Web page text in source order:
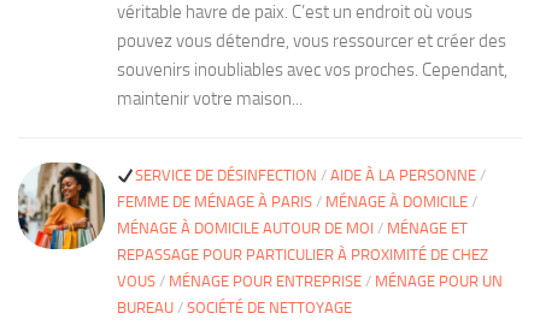
véritable havre de paix. C’est un endroit où vous
pouvez vous détendre, vous ressourcer et créer des
souvenirs inoubliables avec vos proches. Cependant,
maintenir votre maison...
SERVICE DE DÉSINFECTION / AIDE À LA PERSONNE/
FEMME DE MÉNAGE À PARIS / MÉNAGE À DOMICILE /
MÉNAGE À DOMICILE AUTOUR DE MOI / MÉNAGE ET
REPASSAGE POUR PARTICULIER À PROXIMITÉ DE CHEZ
VOUS / MÉNAGE POUR ENTREPRISE / MÉNAGE POUR UN
BUREAU / SOCIÉTÉ DE NETTOYAGE